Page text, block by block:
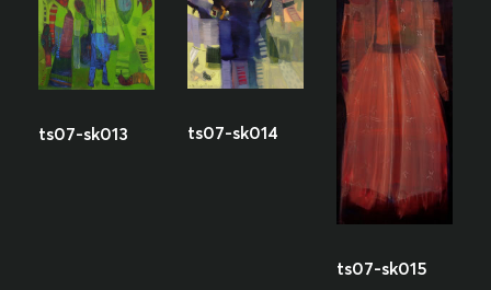
ts07-sk013 ts07-sk014
ts07-sk015